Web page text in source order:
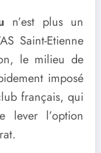
n’est plus un
Saint-Etienne
le milieu de
imposé
français, qui
lever l’option